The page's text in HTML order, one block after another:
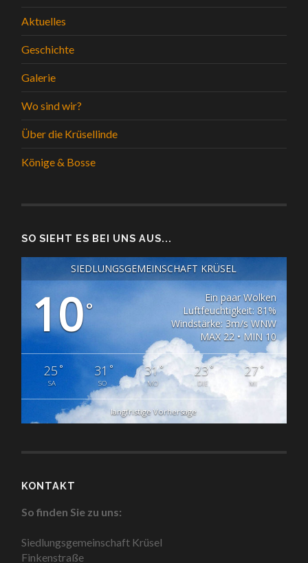
Aktuelles
Geschichte
Galerie
Wo sind wir?
Über die Krüsellinde
Könige & Bosse
SO SIEHT ES BEI UNS AUS...
SIEDLUNGSGEMEINSCHAFT KRÜSEL
10°
Ein paar Wolken
Luftfeuchtigkeit: 81%
Windstärke: 3m/s WNW
MAX 22 • MIN 10
25°
SA
31 °
SO
31°
MO
23°
DIE
27°
MI
langfristige Vorhersage
KONTAKT
So finden Sie zu uns:
Siedlungsgemeinschaft Krüsel
Finkenstraße